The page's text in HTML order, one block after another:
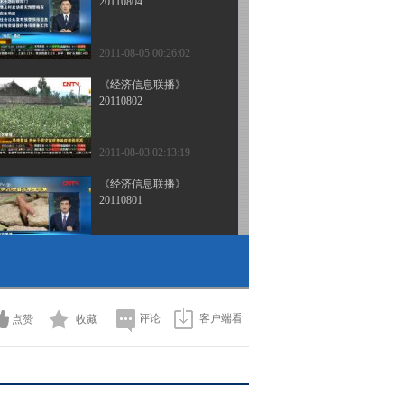
2011-08-05 00:26:02
《经济信息联播》
20110802
2011-08-03 02:13:19
《经济信息联播》
20110801
2011-07-31 23:34:00
《经济信息联播》
点赞 收藏 评论 客户端看